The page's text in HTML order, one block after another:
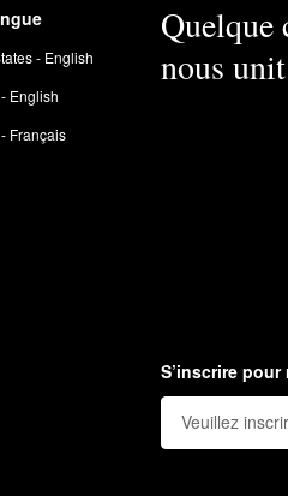
- English
English
Français
Quelque
nous unit
S’inscrire